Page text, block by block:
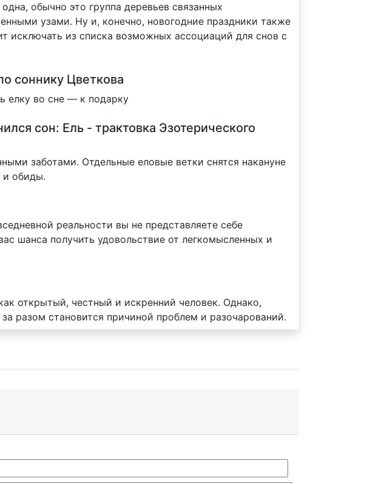
одна, обычно это группа деревьев связанных
узами. Ну и, конечно, новогодние праздники также
исключать из списка возможных ассоциаций для снов с
соннику Цветкова
елку во сне — к подарку
сон: Ель - трактовка Эзотерического
заботами. Отдельные еловые ветки снятся накануне
и обиды.
реальности вы не представляете себе
шанса получить удовольствие от легкомысленных и
открытый, честный и искренний человек. Однако,
разом становится причиной проблем и разочарований.